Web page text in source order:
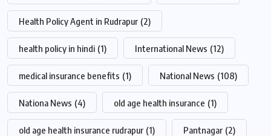
Health Policy Agent in Rudrapur (2)
health policy in hindi (1) International News (12)
medical insurance benefits (1) National News (108)
Nationa News (4) old age health insurance (1)
old age health insurance rudrapur (1) Pantnagar (2)